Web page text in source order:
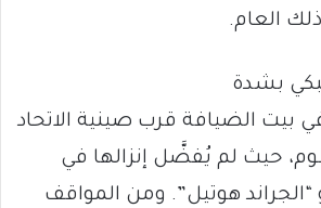
ذلك العام.
بشدة
بيت الضيافة قرب صينية الاتحاد
حيث لم يُفضَّل إنزالها في
هوتيل”. ومن المواقف